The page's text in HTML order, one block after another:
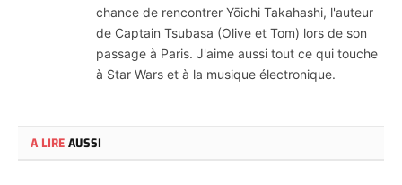
chance de rencontrer Yōichi Takahashi, l'auteur
de Captain Tsubasa (Olive et Tom) lors de son
passage à Paris. J'aime aussi tout ce qui touche
à Star Wars et à la musique électronique.
A LIREAUSSI